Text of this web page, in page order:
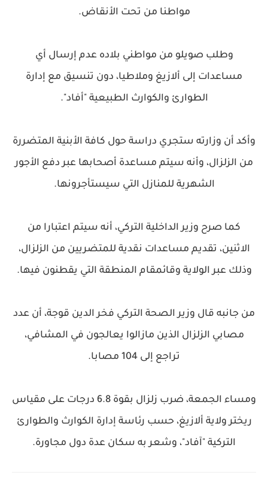
مواطنا من تحت الأنقاض.
وطلب صويلو من مواطني بلاده عدم إرسال أي
مساعدات إلى ألازيغ وملاطيا، دون تنسيق مع إدارة
الطوارئ والكوارث الطبيعية "أفاد".
وأكد أن وزارته ستجري دراسة حول كافة الأبنية المتضررة
من الزلزال، وأنه سيتم مساعدة أصحابها عبر دفع الأجور
الشهرية للمنازل التي سيستأجرونها.
كما صرح وزير الداخلية التركي، أنه سيتم اعتبارا من
الاثنين، تقديم مساعدات نقدية للمتضريين من الزلزال،
وذلك عبر الولاية وقائمقام المنطقة التي يقطنون فيها.
من جانبه قال وزير الصحة التركي فخر الدين قوجة، أن عدد
مصابي الزلزال الذين مازالوا يعالجون في المشافي،
تراجع إلى 104 مصابا.
ومساء الجمعة، ضرب زلزال بقوة 6.8 درجات على مقياس
ريختر ولاية ألازيغ، حسب رئاسة إدارة الكوارث والطوارئ
التركية "آفاد"، وشعر به سكان عدة دول مجاورة.